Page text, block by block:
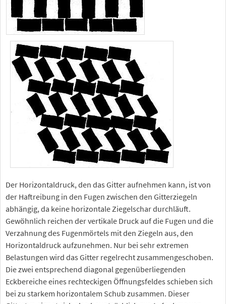
Der Horizontaldruck, den das Gitter aufnehmen kann, ist von
der Haftreibung in den Fugen zwischen den Gitterziegeln
abhängig, da keine horizontale Ziegelschar durchläuft.
Gewöhnlich reichen der vertikale Druck auf die Fugen und die
Verzahnung des Fugenmörtels mit den Ziegeln aus, den
Horizontaldruck aufzunehmen. Nur bei sehr extremen
Belastungen wird das Gitter regelrecht zusammengeschoben.
Die zwei entsprechend diagonal gegenüberliegenden
Eckbereiche eines rechteckigen Öffnungsfeldes schieben sich
bei zu starkem horizontalem Schub zusammen. Dieser